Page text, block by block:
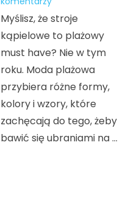
Myślisz, że stroje
kąpielowe to plażowy
must have? Nie w tym
roku. Moda plażowa
przybiera różne formy,
kolory i wzory, które
zachęcają do tego, żeby
bawić się ubraniami na …